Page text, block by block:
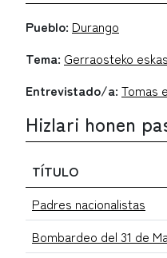
Pueblo: Durango
Tema: Gerraosteko
Entrevistado/a: Tomas
Hizlari honen
TÍTULO
Padres nacionalistas
Bombardeo del 31 de